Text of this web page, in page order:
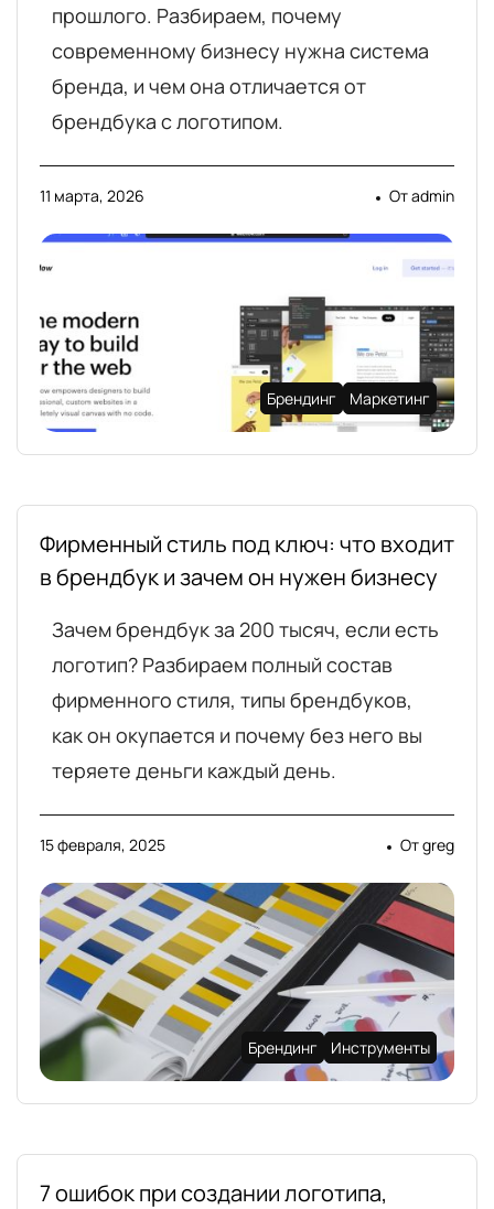
прошлого. Разбираем, почему
современному бизнесу нужна система
бренда, и чем она отличается от
брендбука с логотипом.
11 марта, 2026 Отadmin
Брендинг Маркетинг
Фирменный стиль под ключ: что входит
в брендбук и зачем он нужен бизнесу
Зачем брендбук за 200 тысяч, если есть
логотип? Разбираем полный состав
фирменного стиля, типы брендбуков,
как он окупается и почему без него вы
теряете деньги каждый день.
15 февраля, 2025 Отgreg
Брендинг Инструменты
7 ошибок при создании логотипа,